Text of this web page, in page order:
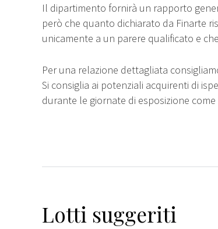
Il dipartimento fornirà un rapporto
però che quanto dichiarato da Finarte
unicamente a un parere qualificato e
Per una relazione dettagliata
Si consiglia ai potenziali acquirenti di
durante le giornate di esposizione
Lotti suggeriti